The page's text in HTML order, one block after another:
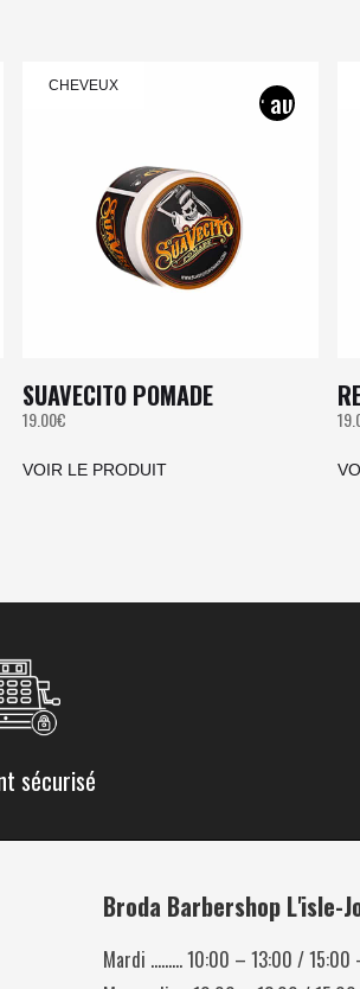
CHEVEUX
SUAVECITO POMADE
19.00€
VOIR LE PRODUIT
sécurisé
Broda Barbershop L'isle-
Mardi ……… 10:00 – 13:00 / 15:00